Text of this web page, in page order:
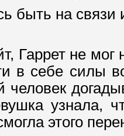
быть на
Гаррет не мог
в себе силы
человек
узнала,
этого